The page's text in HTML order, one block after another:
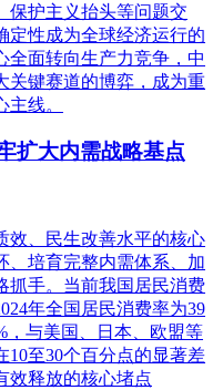
保护主义抬头等问题交
定性成为全球经济运行的
全面转向生产力竞争，中
关键赛道的博弈，成为重
线。
扩大内需战略基点
效、民生改善水平的核心
、培育完整内需体系、加
抓手。当前我国居民消费
年全国居民消费率为39
，与美国、日本、欧盟等
10至30个百分点的显著差
效释放的核心堵点